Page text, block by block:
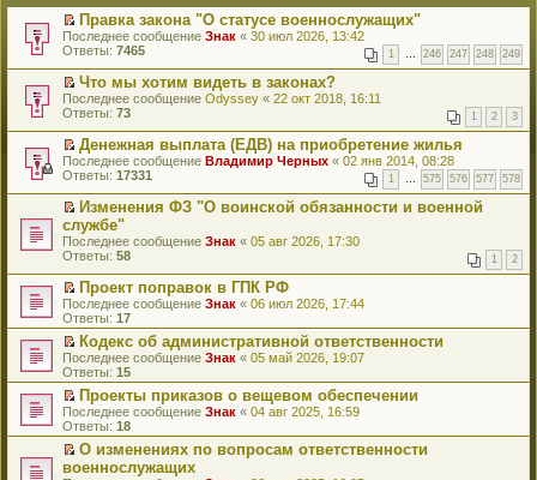
о
м
у
н
е
п
р
о
и
т
а
н
н
о
м
у
с
о
о
б
щ
е
н
и
ю
к
п
е
р
в
о
м
у
е
п
р
о
ч
и
т
а
н
о
м
у
с
о
о
б
щ
н
и
ю
П
е
е
т
и
к
п
е
р
в
о
м
у
н
е
п
р
о
ч
и
т
а
н
н
о
м
у
с
о
Правка закона "О статусе военнослужащих"
Последнее сообщение Знак « 30 июл 2026, 13:42
Ответы: 7465 1 … 246 247 248 249
П
е
е
й
т
и
к
п
е
р
в
м
у
н
е
п
р
о
ч
т
а
н
н
о
Что мы хотим видеть в законах?
Последнее сообщение Odyssey « 22 окт 2018, 16:11
Ответы: 73 1 2 3
П
е
е
й
т
и
к
п
е
р
в
о
м
у
н
е
п
р
о
ч
и
т
Денежная выплата (ЕДВ) на приобретение жилья
Последнее сообщение Владимир Черных « 02 янв 2014, 08:28
Ответы: 17331 1 … 575 576 577 578
П
е
р
е
й
т
и
к
п
е
р
в
о
м
у
н
е
п
Изменения ФЗ "О воинской обязанности и военной
службе"
Последнее сообщение Знак « 05 авг 2026, 17:30
Ответы: 58 1 2
П
е
р
е
й
т
и
к
п
е
р
в
о
Проект поправок в ГПК РФ
Последнее сообщение Знак « 06 июл 2026, 17:44
Ответы: 17
П
е
р
й
т
и
к
п
Кодекс об административной ответственности
Последнее сообщение Знак « 05 май 2026, 19:07
Ответы: 15
П
е
р
е
й
Проекты приказов о вещевом обеспечении
Последнее сообщение Знак « 04 авг 2025, 16:59
Ответы: 18
П
е
О изменениях по вопросам ответственности
военнослужащих